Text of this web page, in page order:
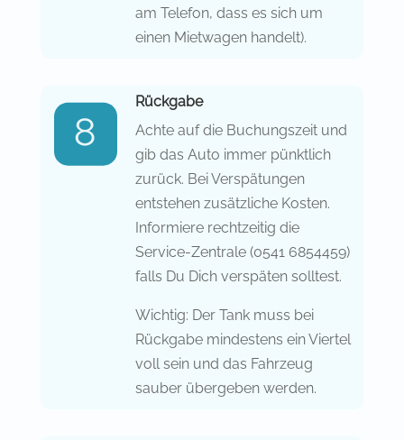
am Telefon, dass es sich um
einen Mietwagen handelt).
Rückgabe
Achte auf die Buchungszeit und
gib das Auto immer pünktlich
zurück. Bei Verspätungen
entstehen zusätzliche Kosten.
Informiere rechtzeitig die
Service-Zentrale (0541 6854459)
falls Du Dich verspäten solltest.
Wichtig: Der Tank muss bei
Rückgabe mindestens ein Viertel
voll sein und das Fahrzeug
sauber übergeben werden.